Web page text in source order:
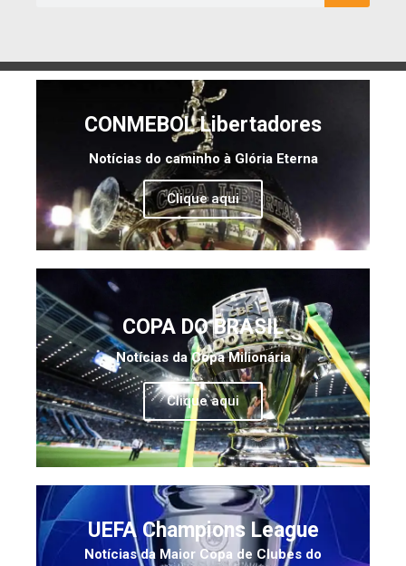
CONMEBOL Libertadores
Notícias do caminho à Glória Eterna
Clique aqui
COPA DO BRASIL
Notícias da Copa Milionária
Clique aqui
UEFA Champions League
Notícias da Maior Copa de Clubes do